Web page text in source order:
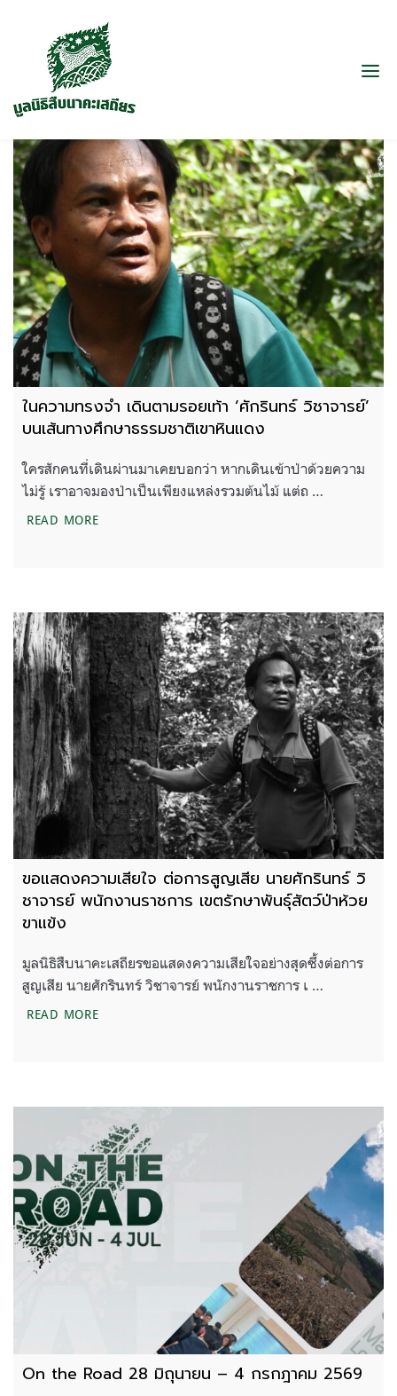
ในความทรงจำ เดินตามรอยเท้า ‘ศักรินทร์ วิชาจารย์’
บนเส้นทางศึกษาธรรมชาติเขาหินแดง
ใครสักคนที่เดินผ่านมาเคยบอกว่า หากเดินเข้าป่าด้วยความ
ไม่รู้ เราอาจมองป่าเป็นเพียงแหล่งรวมต้นไม้ แต่ถ …
READ MOREในความทรงจำ เดินตามรอยเท้า ‘ศักรินทร์ วิชาจารย์
ขอแสดงความเสียใจ ต่อการสูญเสีย นายศักรินทร์ วิ
ชาจารย์ พนักงานราชการ เขตรักษาพันธุ์สัตว์ป่าห้วย
ขาแข้ง
มูลนิธิสืบนาคะเสถียรขอแสดงความเสียใจอย่างสุดซึ้งต่อการ
สูญเสีย นายศักรินทร์ วิชาจารย์ พนักงานราชการ เ …
READ MOREขอแสดงความเสียใจ ต่อการสูญเสีย นายศักรินทร์ วิช
On the Road 28 มิถุนายน – 4 กรกฎาคม 2569